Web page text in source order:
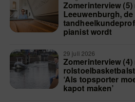
Zomerinterview
Leeuwenburgh, de
pianist wordt
29 juli 2026
Zomerinterview (4)
‘Als topsporter
kapot maken’